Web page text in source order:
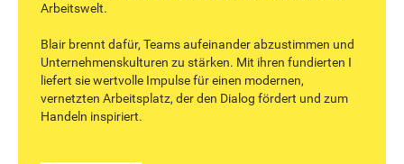
Arbeitswelt.
‍Blair brennt dafür, Teams aufeinander abzustimmen und
Unternehmenskulturen zu stärken. Mit ihren fundierten I
liefert sie wertvolle Impulse für einen modernen,
vernetzten Arbeitsplatz, der den Dialog fördert und zum
Handeln inspiriert.